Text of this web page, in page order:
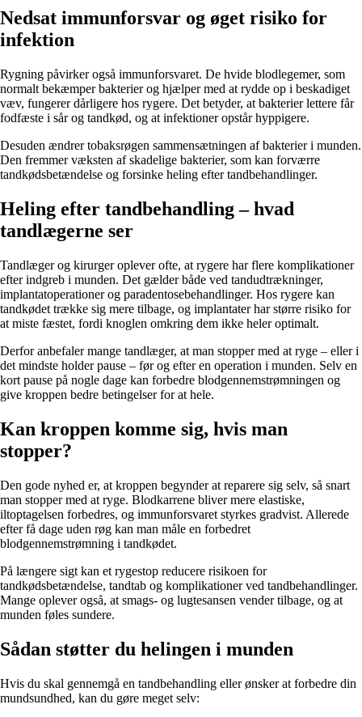
Nedsat immunforsvar og øget risiko for
infektion
Rygning påvirker også immunforsvaret. De hvide blodlegemer, som
normalt bekæmper bakterier og hjælper med at rydde op i beskadiget
væv, fungerer dårligere hos rygere. Det betyder, at bakterier lettere får
fodfæste i sår og tandkød, og at infektioner opstår hyppigere.
Desuden ændrer tobaksrøgen sammensætningen af bakterier i munden.
Den fremmer væksten af skadelige bakterier, som kan forværre
tandkødsbetændelse og forsinke heling efter tandbehandlinger.
Heling efter tandbehandling – hvad
tandlægerne ser
Tandlæger og kirurger oplever ofte, at rygere har flere komplikationer
efter indgreb i munden. Det gælder både ved tandudtrækninger,
implantatoperationer og paradentosebehandlinger. Hos rygere kan
tandkødet trække sig mere tilbage, og implantater har større risiko for
at miste fæstet, fordi knoglen omkring dem ikke heler optimalt.
Derfor anbefaler mange tandlæger, at man stopper med at ryge – eller i
det mindste holder pause – før og efter en operation i munden. Selv en
kort pause på nogle dage kan forbedre blodgennemstrømningen og
give kroppen bedre betingelser for at hele.
Kan kroppen komme sig, hvis man
stopper?
Den gode nyhed er, at kroppen begynder at reparere sig selv, så snart
man stopper med at ryge. Blodkarrene bliver mere elastiske,
iltoptagelsen forbedres, og immunforsvaret styrkes gradvist. Allerede
efter få dage uden røg kan man måle en forbedret
blodgennemstrømning i tandkødet.
På længere sigt kan et rygestop reducere risikoen for
tandkødsbetændelse, tandtab og komplikationer ved tandbehandlinger.
Mange oplever også, at smags- og lugtesansen vender tilbage, og at
munden føles sundere.
Sådan støtter du helingen i munden
Hvis du skal gennemgå en tandbehandling eller ønsker at forbedre din
mundsundhed, kan du gøre meget selv: